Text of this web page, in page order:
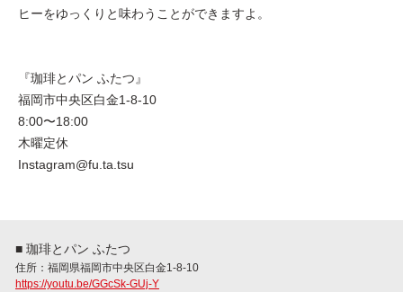
ヒーをゆっくりと味わうことができますよ。
『珈琲とパン ふたつ』
福岡市中央区白金1-8-10
8:00〜18:00
木曜定休
Instagram@fu.ta.tsu
■ 珈琲とパン ふたつ
住所：福岡県福岡市中央区白金1-8-10
https://youtu.be/GGcSk-GUj-Y